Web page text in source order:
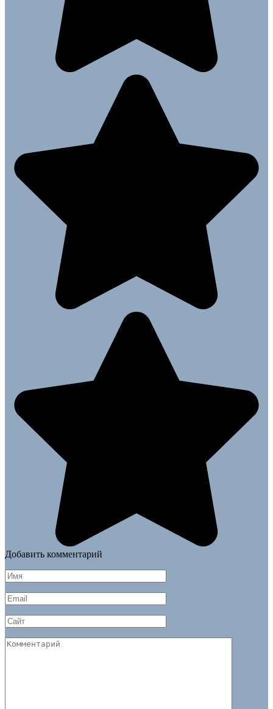
Добавить комментарий
Имя
*
Email
*
Сайт
Комментарий